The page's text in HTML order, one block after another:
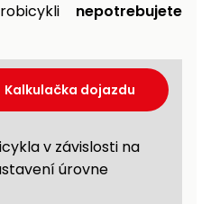
nepotrebujete
Kalkulačka dojazdu
v závislosti na
úrovne